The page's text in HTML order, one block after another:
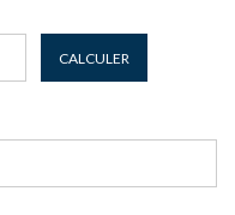
CALCULER